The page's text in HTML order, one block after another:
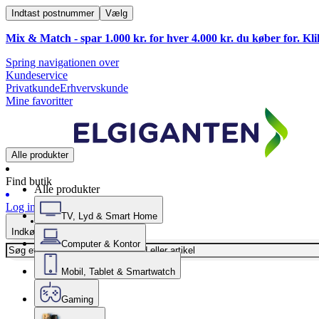
Indtast postnummer Vælg
Mix & Match - spar 1.000 kr. for hver 4.000 kr. du køber for.
Spring navigationen over
Kundeservice
PrivatkundeErhvervskunde
Mine favoritter
Alle produkter
Find butik
Log ind
Indkøbskurv
Alle produkter
TV, Lyd & Smart Home
Computer & Kontor
Mobil, Tablet & Smartwatch
Gaming